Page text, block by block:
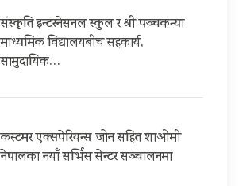
संस्कृति इन्टरनेसनल स्कुल र श्री पञ्चकन्या
माध्यमिक विद्यालयबीच सहकार्य,
सामुदायिक…
कस्टमर एक्सपेरियन्स जोन सहित शाओमी
नेपालका नयाँ सर्भिस सेन्टर सञ्चालनमा